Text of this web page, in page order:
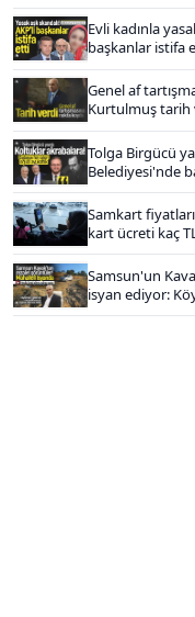
Evli kadınla
başkanlar istifa
Genel af
Kurtulmuş tarih
Tolga Birgücü
Belediyesi'nde
Samkart
kart ücreti kaç
Samsun'un
isyan ediyor: